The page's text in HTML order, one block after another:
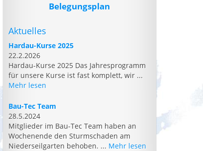
Belegungsplan
Aktuelles
Hardau-Kurse 2025
22.2.2026
Hardau-Kurse 2025 Das Jahresprogramm
für unsere Kurse ist fast komplett, wir ...
Mehr lesen
Bau-Tec Team
28.5.2024
Mitglieder im Bau-Tec Team haben an
Wochenende den Sturmschaden am
Niederseilgarten behoben. ... Mehr lesen